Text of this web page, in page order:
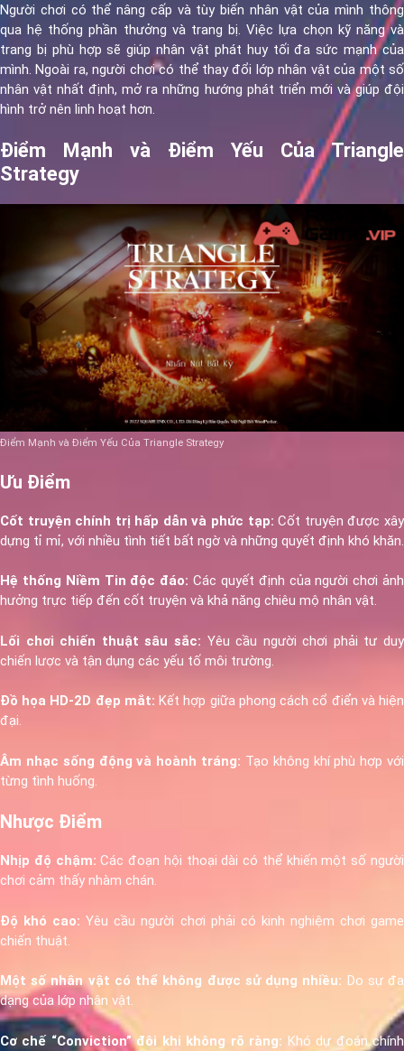
Người chơi có thể nâng cấp và tùy biến nhân vật của mình thông
qua hệ thống phần thưởng và trang bị. Việc lựa chọn kỹ năng và
trang bị phù hợp sẽ giúp nhân vật phát huy tối đa sức mạnh của
mình. Ngoài ra, người chơi có thể thay đổi lớp nhân vật của một số
nhân vật nhất định, mở ra những hướng phát triển mới và giúp đội
hình trở nên linh hoạt hơn.
Điểm Mạnh và Điểm Yếu Của Triangle
Strategy
Điểm Mạnh và Điểm Yếu Của Triangle Strategy
Ưu Điểm
Cốt truyện chính trị hấp dẫn và phức tạp: Cốt truyện được xây
dựng tỉ mỉ, với nhiều tình tiết bất ngờ và những quyết định khó khăn.
Hệ thống Niềm Tin độc đáo: Các quyết định của người chơi ảnh
hưởng trực tiếp đến cốt truyện và khả năng chiêu mộ nhân vật.
Lối chơi chiến thuật sâu sắc: Yêu cầu người chơi phải tư duy
chiến lược và tận dụng các yếu tố môi trường.
Đồ họa HD-2D đẹp mắt: Kết hợp giữa phong cách cổ điển và hiện
đại.
Âm nhạc sống động và hoành tráng: Tạo không khí phù hợp với
từng tình huống.
Nhược Điểm
Nhịp độ chậm: Các đoạn hội thoại dài có thể khiến một số người
chơi cảm thấy nhàm chán.
Độ khó cao: Yêu cầu người chơi phải có kinh nghiệm chơi game
chiến thuật.
Một số nhân vật có thể không được sử dụng nhiều: Do sự đa
dạng của lớp nhân vật.
Cơ chế “Conviction” đôi khi không rõ ràng: Khó dự đoán chính